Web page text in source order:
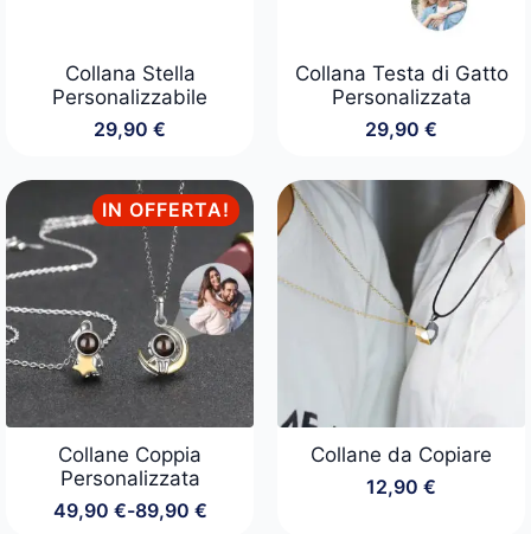
Collana Stella
Personalizzabile
29,90 €
Collana Testa di Gatto
Personalizzata
29,90 €
IN OFFERTA!
Collane Coppia
Personalizzata
49,90 €-89,90 €
Fascia
Collane da Copiare
12,90 €